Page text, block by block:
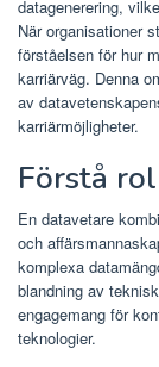
datagenerering,
När organisationer
förståelsen för hur
karriärväg. Denna
av
karriärmöjligheter.
Förstå
En datavetare
och
komplexa
blandning av
engagemang för
teknologier.